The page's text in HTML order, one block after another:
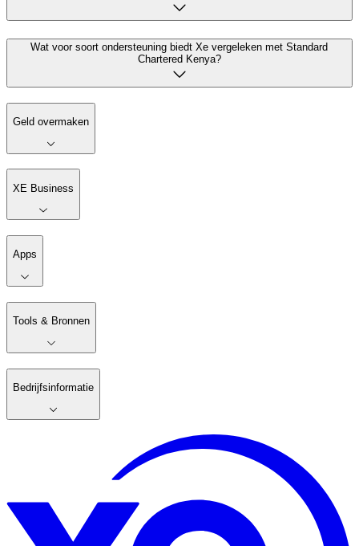
Wat voor soort ondersteuning biedt Xe vergeleken met Standard
Chartered Kenya?
Geld overmaken
XE Business
Apps
Tools & Bronnen
Bedrijfsinformatie